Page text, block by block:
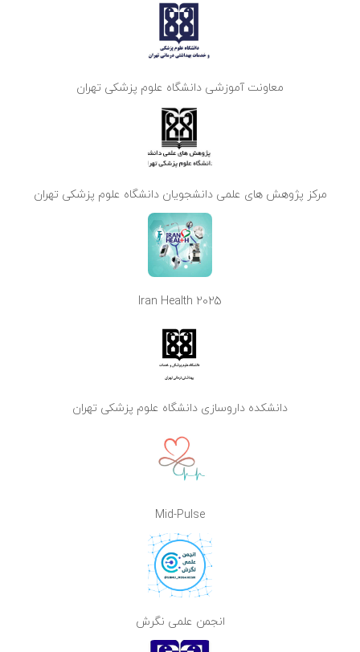
معاونت آموزشی دانشگاه علوم پزشکی تهران
مرکز پژوهش های علمی دانشجویان دانشگاه علوم پزشکی تهران
Iran Health 2025
دانشکده داروسازی دانشگاه علوم پزشکی تهران
Mid-Pulse
انجمن علمی نگرش